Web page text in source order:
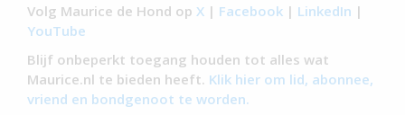
Volg Maurice de Hond op X | Facebook | LinkedIn |
YouTube
Blijf onbeperkt toegang houden tot alles wat
Maurice.nl te bieden heeft. Klik hier om lid, abonnee,
vriend en bondgenoot te worden.